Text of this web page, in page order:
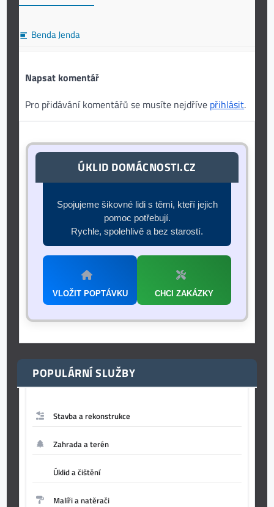
Benda Jenda
Napsat komentář
Pro přidávání komentářů se musíte nejdříve přihlásit.
ÚKLID DOMÁCNOSTI.CZ
Spojujeme šikovné lidi s těmi, kteří jejich
pomoc potřebují.
Rychle, spolehlivě a bez starostí.
VLOŽIT POPTÁVKU CHCI ZAKÁZKY
POPULÁRNÍ SLUŽBY
Stavba a rekonstrukce
Zahrada a terén
Úklid a čištění
Malíři a natěrači